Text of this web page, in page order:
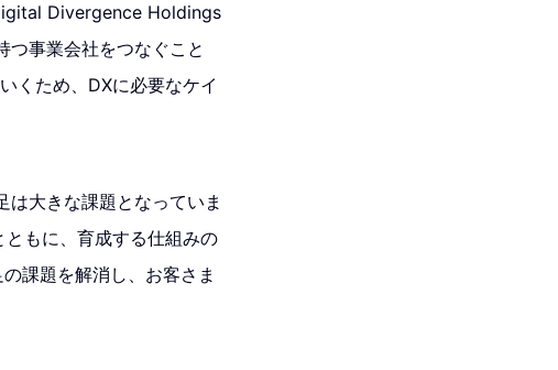
Divergence Holdings
つ事業会社をつなぐこと
くため、DXに必要なケイ
大きな課題となっていま
もに、育成する仕組みの
課題を解消し、お客さま